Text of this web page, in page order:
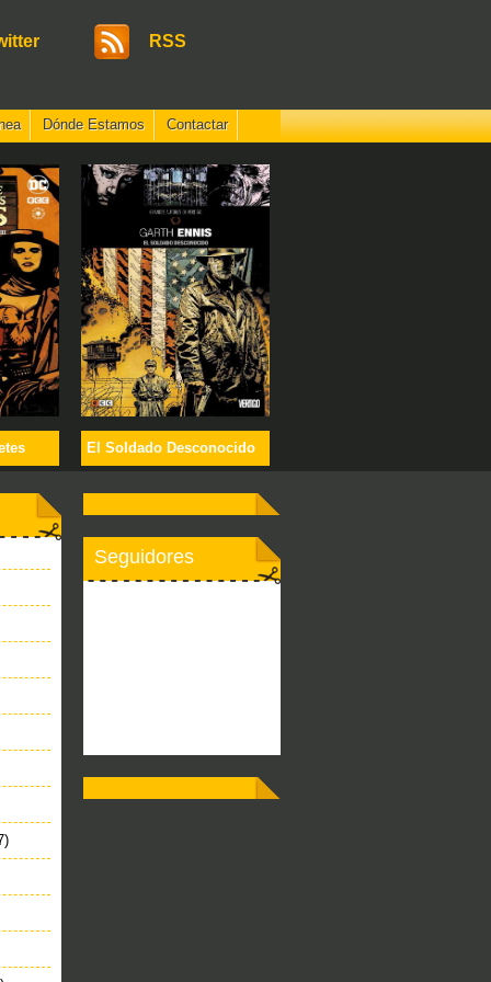
RSS
Dónde Estamos Contactar
El Soldado Desconocido
Seguidores